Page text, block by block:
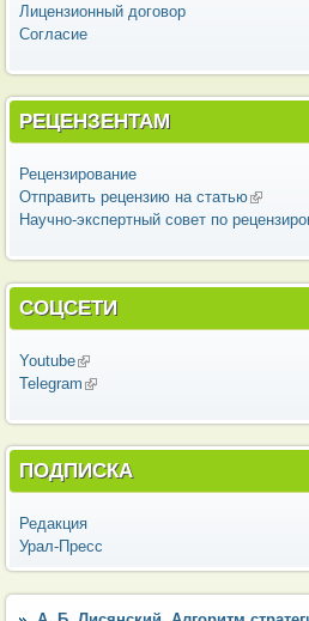
Лицензионный договор
Согласие
РЕЦЕНЗЕНТАМ
Рецензирование
Отправить рецензию на статью
Научно-экспертный совет по
СОЦСЕТИ
Youtube(внешняя ссылка)
Telegram (внешняя ссылка)
ПОДПИСКА
Редакция
Урал-Пресс